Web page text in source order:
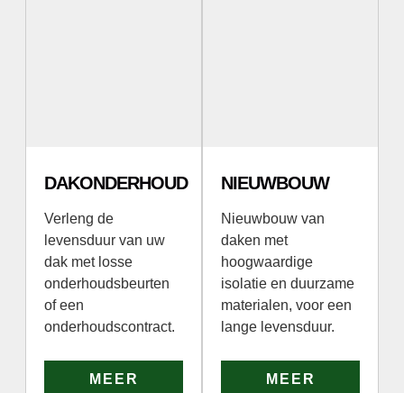
DAKONDERHOUD
Verleng de
levensduur van uw
dak met losse
onderhoudsbeurten
of een
onderhoudscontract.
MEER
NIEUWBOUW
Nieuwbouw van
daken met
hoogwaardige
isolatie en duurzame
materialen, voor een
lange levensduur.
MEER